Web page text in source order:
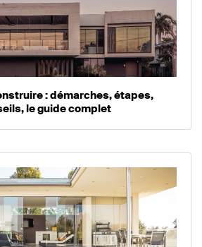
: démarches, étapes,
le guide complet